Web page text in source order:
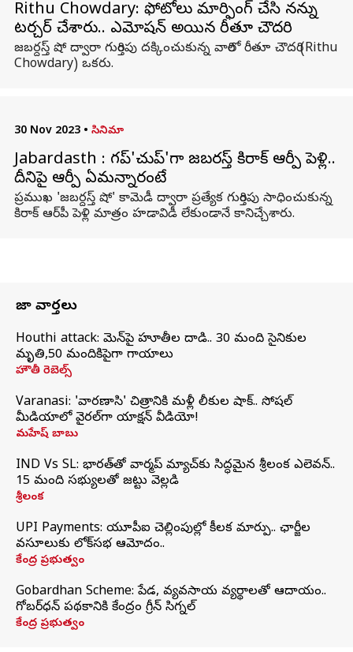
Rithu Chowdary: ఫోటోలు మార్ఫింగ్ చేసి నన్ను
టర్చర్ చేశారు.. ఎమోషన్ అయిన రీతూ చౌదరి
జబర్దస్త్ షో ద్వారా గుర్తింపు దక్కించుకున్న వారిలో రీతూ చౌదరి (Rithu
Chowdary) ఒకరు.
30 Nov 2023 • సినిమా
Jabardasth : గప్'చుప్'గా జబర్దస్త్ కిరాక్ ఆర్పీ పెళ్లి..
దీనిపై ఆర్పీ ఏమన్నారంటే
ప్రముఖ 'జబర్దస్త్ షో' కామెడీ ద్వారా ప్రత్యేక గుర్తింపు సాధించుకున్న
కిరాక్ ఆర్‌పీ పెళ్లి మాత్రం హడావిడీ లేకుండానే కానిచ్చేశారు.
తాజా వార్తలు
Houthi attack: యెమెన్‌పై హూతీల దాడి.. 30 మంది సైనికుల
మృతి,50 మందికిపైగా గాయాలు
హౌతీ రెబెల్స్
Varanasi: 'వారణాసి' చిత్రానికి మళ్లీ లీకుల షాక్.. సోషల్
మీడియాలో వైరల్‌గా యాక్షన్ వీడియో!
మహేష్ బాబు
IND Vs SL: భారత్‌తో వార్మప్‌ మ్యాచ్‌కు సిద్ధమైన శ్రీలంక ఎలెవన్..
15 మంది సభ్యులతో జట్టు వెల్లడి
శ్రీలంక
UPI Payments: యూపీఐ చెల్లింపుల్లో కీలక మార్పు.. ఛార్జీల
వసూలుకు లోక్‌సభ ఆమోదం..
కేంద్ర ప్రభుత్వం
Gobardhan Scheme: పేడ, వ్యవసాయ వ్యర్థాలతో ఆదాయం..
గోబర్‌ధన్ పథకానికి కేంద్రం గ్రీన్ సిగ్నల్
కేంద్ర ప్రభుత్వం